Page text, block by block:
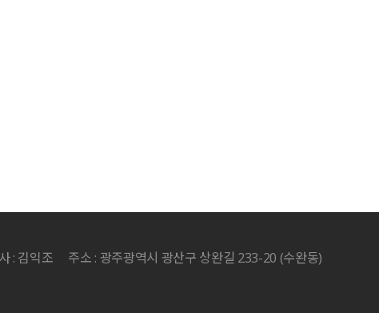
: 김익조
주소 : 광주광역시 광산구 상완길 233-20 (수완동)